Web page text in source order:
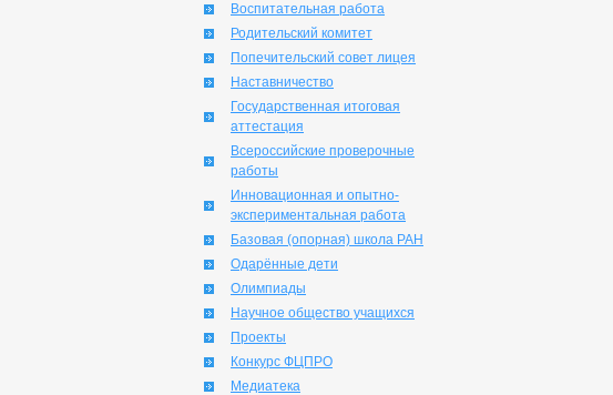
Воспитательная работа
Родительский комитет
Попечительский совет лицея
Наставничество
Государственная итоговая
аттестация
Всероссийские проверочные
работы
Инновационная и опытно-
экспериментальная работа
Базовая (опорная) школа РАН
Одарённые дети
Олимпиады
Научное общество учащихся
Проекты
Конкурс ФЦПРО
Медиатека